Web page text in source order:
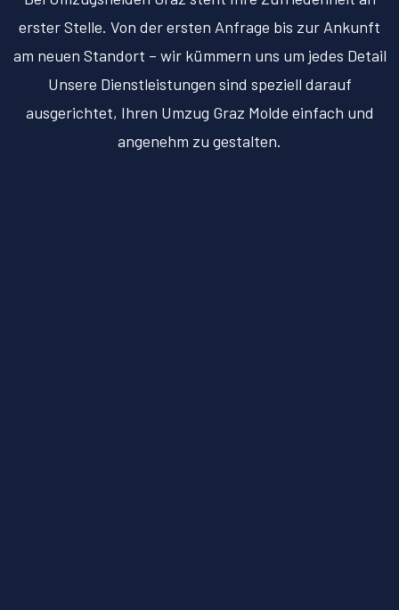
erster Stelle. Von der ersten Anfrage bis zur Ankunft
am neuen Standort – wir kümmern uns um jedes Detail
Unsere Dienstleistungen sind speziell darauf
ausgerichtet, Ihren Umzug Graz Molde einfach und
angenehm zu gestalten.